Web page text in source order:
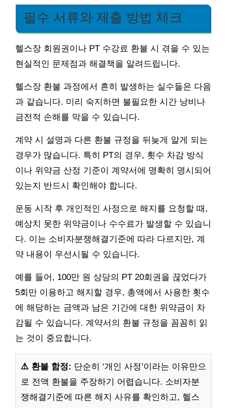
필수 서류와 제출 방법 체크
헬스장 회원권이나 PT 수강료 환불 시 겪을 수 있는
현실적인 문제점과 해결책을 알려드립니다.
헬스장 환불 과정에서 흔히 발생하는 실수들은 다음
과 같습니다. 미리 숙지하면 불필요한 시간 낭비나
금전적 손해를 막을 수 있습니다.
계약 시 설명과 다른 환불 규정을 뒤늦게 알게 되는
경우가 많습니다. 특히 PT의 경우, 횟수 차감 방식
이나 위약금 산정 기준이 계약서에 명확히 명시되어
있는지 반드시 확인해야 합니다.
운동 시작 후 개인적인 사정으로 해지를 요청할 때,
예상치 못한 위약금이나 수수료가 발생할 수 있습니
다. 이는 소비자분쟁해결기준에 따라 다르지만, 계
약 내용이 우선시될 수 있습니다.
예를 들어, 100만 원 상당의 PT 20회권을 끊었다가
5회만 이용하고 해지할 경우, 총액에서 사용한 횟수
에 해당하는 금액과 남은 기간에 대한 위약금이 차
감될 수 있습니다. 계약서의 환불 규정을 꼼꼼히 읽
는 것이 중요합니다.
⚠️ 환불 함정: 단순히 ‘개인 사정’이라는 이유만으
로 전액 환불을 주장하기 어렵습니다. 소비자분
쟁해결기준에 따른 해지 사유를 확인하고, 헬스